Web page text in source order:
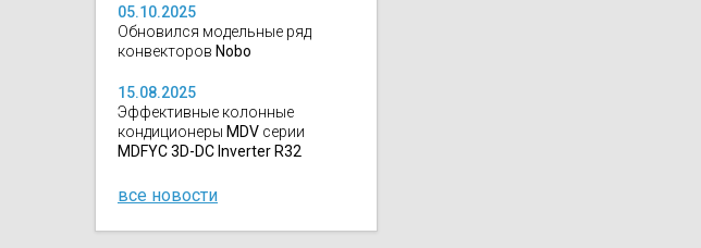
05.10.2025
Обновился модельные ряд
конвекторов Nobo
15.08.2025
Эффективные колонные
кондиционеры MDV серии
MDFYC 3D-DC Inverter R32
все новости